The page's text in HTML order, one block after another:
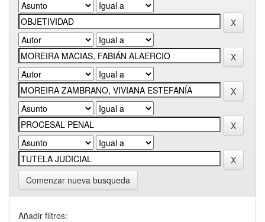
Comenzar nueva busqueda
Añadir filtros: